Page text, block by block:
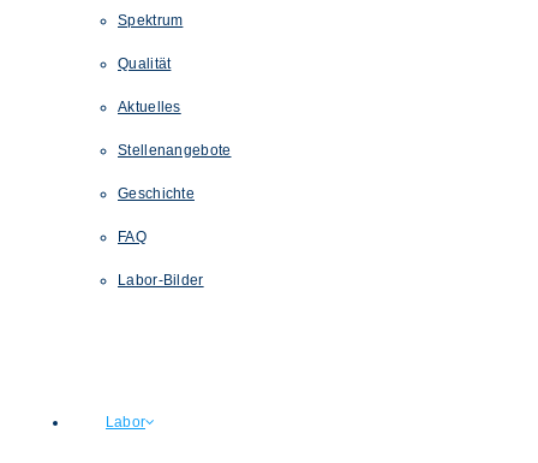
Spektrum
Qualität
Aktuelles
Stellenangebote
Geschichte
FAQ
Labor-Bilder
Labor